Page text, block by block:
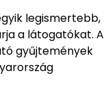
legismertebb,
a látogatókat. A
gyűjtemények